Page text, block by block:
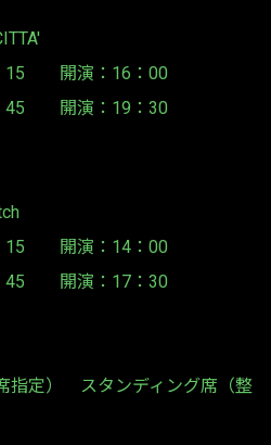
15 開演：16：00
45 開演：19：30
15 開演：14：00
45 開演：17：30
定） スタンディング席（整